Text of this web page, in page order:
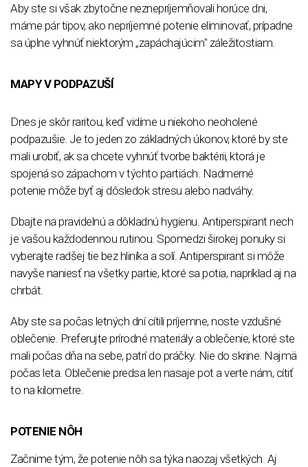
Aby ste si však zbytočne neznepríjemňovali horúce dni,
máme pár tipov, ako nepríjemné potenie eliminovať, prípadne
sa úplne vyhnúť niektorým „zapáchajúcim" záležitostiam.
MAPY V PODPAZUŠÍ
Dnes je skôr raritou, keď vidíme u niekoho neoholené
podpazušie. Je to jeden zo základných úkonov, ktoré by ste
mali urobiť, ak sa chcete vyhnúť tvorbe baktérii, ktorá je
spojená so zápachom v týchto partiách. Nadmerné
potenie môže byť aj dôsledok stresu alebo nadváhy.
Dbajte na pravidelnú a dôkladnú hygienu. Antiperspirant nech
je vašou každodennou rutinou. Spomedzi širokej ponuky si
vyberajte radšej tie bez hliníka a solí. Antiperspirant si môže
navyše naniesť na všetky partie, ktoré sa potia, napríklad aj na
chrbát.
Aby ste sa počas letných dní cítili príjemne, noste vzdušné
oblečenie. Preferujte prírodné materiály a oblečenie, ktoré ste
mali počas dňa na sebe, patrí do práčky. Nie do skrine. Najmä
počas leta. Oblečenie predsa len nasaje pot a verte nám, cítiť
to na kilometre.
POTENIE NÔH
Začnime tým, že potenie nôh sa týka naozaj všetkých. Aj